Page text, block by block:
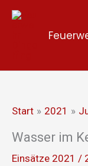
Zum
Start 2021
Wasser im
Einsätze 2021 /